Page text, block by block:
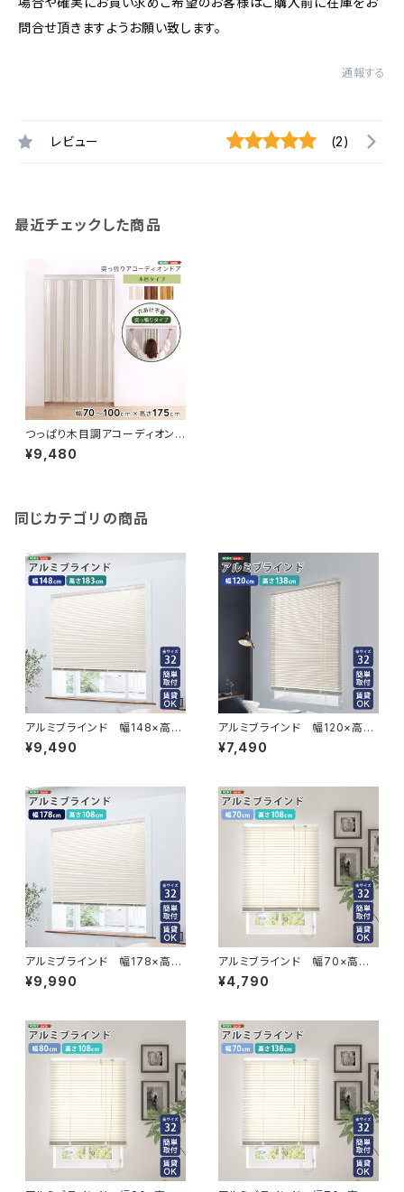
問合せ頂きますようお願い致します。
通報する
レビュー (2)
最近チェックした商品
つっぱり木目調アコーディオンド
ア 100×175cm SH-16-TA
D
¥9,480
同じカテゴリの商品
アルミブラインド 幅148×高さ
183cm SH-29-TAB148-18
3
¥9,490
アルミブラインド 幅120×高さ
138cm SH-29-TAB120-13
8
¥7,490
アルミブラインド 幅178×高さ
108cm SH-29-TAB178-10
8
¥9,990
アルミブラインド 幅70×高さ1
08cm SH-29-TAB70-108
¥4,790